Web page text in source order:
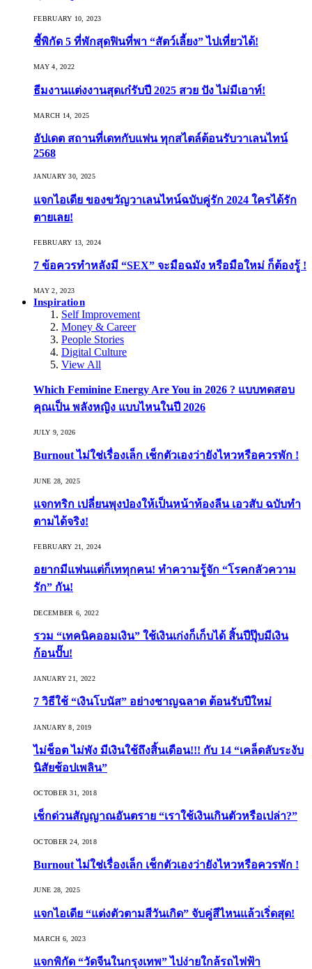
FEBRUARY 10, 2023
ชี้พิกัด 5 ที่พักสุดฟินที่พา “สัตว์เลี้ยง” ไปเที่ยวได้!
MAY 4, 2022
ธีมงานแต่งงานสุดเก๋รับปี 2025 สวย ปัง ไม่มีเอาท์!
MARCH 14, 2025
อัปเดต สถานที่เดทกับแฟน ทุกสไตล์ต้อนรับวาเลนไทน์
2568
JANUARY 30, 2025
แจกไอเดีย ของขวัญวาเลนไทน์ฉบับคู่รัก 2024 ใครได้รัก
ตายเลย!
FEBRUARY 13, 2024
7 ข้อควรทำหลังมี “SEX” จะมือฉมัง หรือมือใหม่ ก็ต้องรู้ !
MAY 2, 2023
Inspiration
Self Improvement
Money & Career
People Stories
Digital Culture
View All
Which Feminine Energy Are You in 2026 ? แบบทดสอบ
คุณเป็น พลังหญิง แบบไหนในปี 2026
JULY 9, 2026
Burnout ไม่ใช่เรื่องเล็ก เช็กตัวเองว่ายังไหวหรือควรพัก !
JUNE 28, 2025
แจกทริก เปลี่ยนพุงป่องให้เป็นหน้าท้องลีน เอวสับ ฉบับทำ
ตามได้จริง!
FEBRUARY 21, 2024
อยากมีแฟนแต่ก็เททุกคน! ทำความรู้จัก “โรคกลัวความ
รัก” กัน!
DECEMBER 6, 2022
รวม “เทคนิคออมเงิน” ใช้เงินเก่งก็เก็บได้ สิ้นปีปุ๊บมีเงิน
ก้อนปั๊บ!
JANUARY 21, 2022
7 วิธีใช้ “เงินโบนัส” อย่างชาญฉลาด ต้อนรับปีใหม่
JANUARY 8, 2019
ไม่ช็อต ไม่พัง มีเงินใช้ถึงสิ้นเดือน!!! กับ 14 “เคล็ดลับระงับ
นิสัยช้อปเพลิน”
OCTOBER 31, 2018
เช็กด่วนสัญญาณอันตราย “เราใช้เงินเกินตัวหรือเปล่า?”
OCTOBER 24, 2018
Burnout ไม่ใช่เรื่องเล็ก เช็กตัวเองว่ายังไหวหรือควรพัก !
JUNE 28, 2025
แจกไอเดีย “แต่งตัวตามสีวันเกิด” จับคู่สีไหนแล้วเริ่ดสุด!
MARCH 6, 2023
แจกพิกัด “วัดจีนในกรุงเทพ” ไปง่ายใกล้รถไฟฟ้า